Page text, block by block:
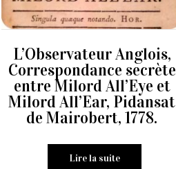
L’Observateur Anglois,
Correspondance secrète
entre Milord All’Eye et
Milord All’Ear, Pidansat
de Mairobert, 1778.
Lire la suite